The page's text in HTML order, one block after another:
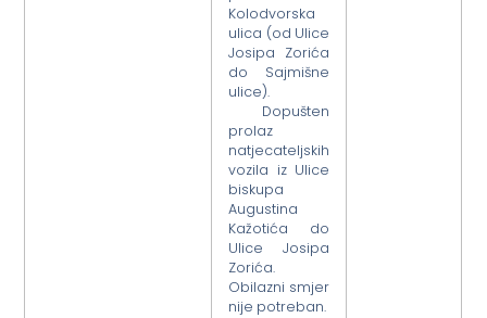
Kolodvorska
ulica (od Ulice
Josipa Zorića
do Sajmišne
ulice).
Dopušten
prolaz
natjecateljskih
vozila iz Ulice
biskupa
Augustina
Kažotića do
Ulice Josipa
Zorića.
Obilazni smjer
nije potreban.